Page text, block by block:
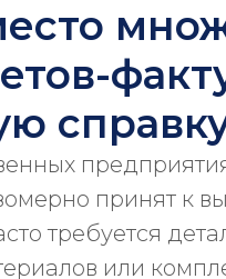
принят к
требуется
или